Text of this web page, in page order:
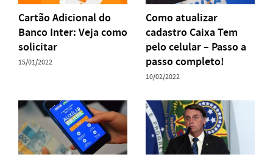
Cartão Adicional do
Banco Inter: Veja como
solicitar
15/01/2022
Como atualizar
cadastro Caixa Tem
pelo celular – Passo a
passo completo!
10/02/2022